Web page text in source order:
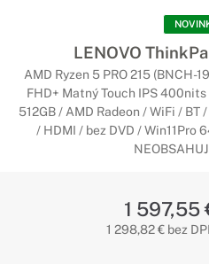
LENOVO
AMD Ryzen 5 PRO 215 (BNCH-
FHD+ Matný Touch IPS 400nits
512GB / AMD Radeon / WiFi / BT
/ HDMI / bez DVD / Win11Pro
1 597,55
1 298,82 € bez